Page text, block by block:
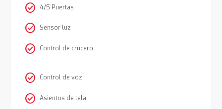
check_circle 4/5 Puertas
check_circle Sensor luz
check_circle Control de crucero
check_circle Control de voz
check_circle Asientos de tela